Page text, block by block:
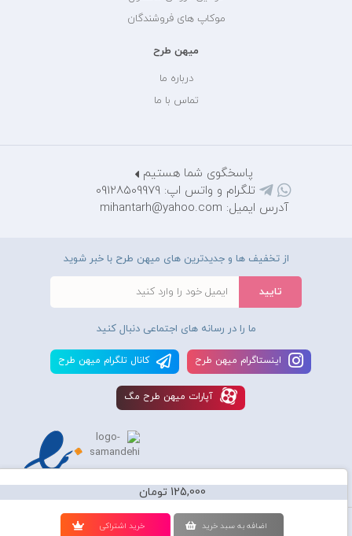
125,000 تومان
اضافه به سبد خريد خريد اشتراکی
موکاپ های فروشندگان
میهن طرح
درباره ما
تماس با ما
پاسخگوی شما هستیم
تلگرام و واتس اپ: 09128509979
آدرس ایمیل: mihantarh@yahoo.com
از تخفیف ها و جدیدترین های میهن طرح با خبر شوید
ما را در رسانه های اجتماعی دنبال کنید
اينستاگرام ميهن طرح کانال تلگرام ميهن طرح
آپارات ميهن طرح مگ
استفاده از محصولات سايت میهن طرح برای مقاصد تجاری ممنوع و موجب پیگرد